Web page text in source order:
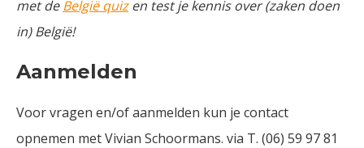
met deBelgië quizen test je kennis over (zaken doen
in) België!
Aanmelden
Voor vragen en/of aanmelden kun je contact
opnemen met Vivian Schoormans. via T. (06) 59 97 81